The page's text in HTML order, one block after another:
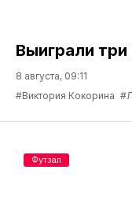
Выиграли
8 августа, 09:11
#Виктория Кокорина
Футзал